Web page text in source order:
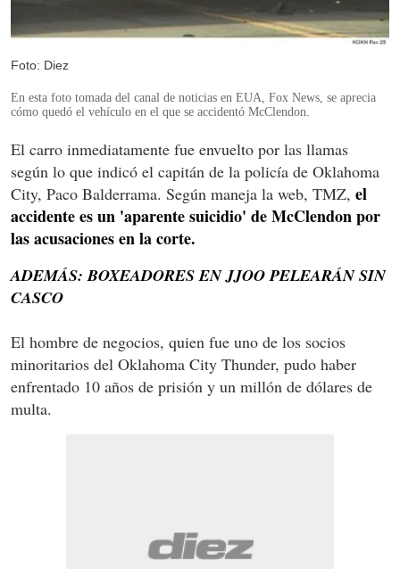
Foto: Diez
En esta foto tomada del canal de noticias en EUA, Fox News, se aprecia
cómo quedó el vehículo en el que se accidentó McClendon.
El carro inmediatamente fue envuelto por las llamas
según lo que indicó el capitán de la policía de Oklahoma
City, Paco Balderrama. Según maneja la web, TMZ, el
accidente es un 'aparente suicidio' de McClendon por
las acusaciones en la corte.
ADEMÁS: BOXEADORES EN JJOO PELEARÁN SIN
CASCO
El hombre de negocios, quien fue uno de los socios
minoritarios del Oklahoma City Thunder, pudo haber
enfrentado 10 años de prisión y un millón de dólares de
multa.